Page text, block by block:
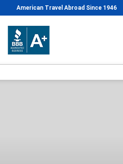
American Travel Abroad Since 1946